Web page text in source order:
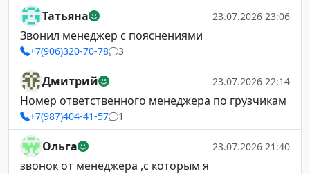
Татьяна 23.07.2026 23:06
Звонил менеджер с пояснениями
+7(906)320-70-78 3
Дмитрий 23.07.2026 22:14
Номер ответственного менеджера по грузчикам
+7(987)404-41-57 1
Ольга 23.07.2026 21:40
звонок от менеджера ,с которым я